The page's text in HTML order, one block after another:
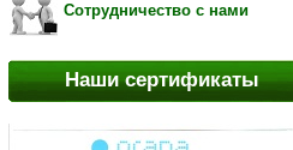
Сотрудничество с нами
Наши сертификаты